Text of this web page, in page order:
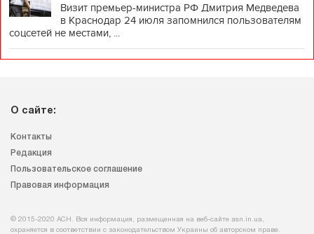
Визит премьер-министра РФ Дмитрия Медведева
в Краснодар 24 июля запомнился пользователям
соцсетей не местами, ...
О сайте:
Контакты
Редакция
Пользовательское соглашение
Правовая информация
© 2015-2020 АСН. Вся информация, размещенная на веб-сайте asn.in.ua,
охраняется в соответствии с законодательством Украины об авторском праве.